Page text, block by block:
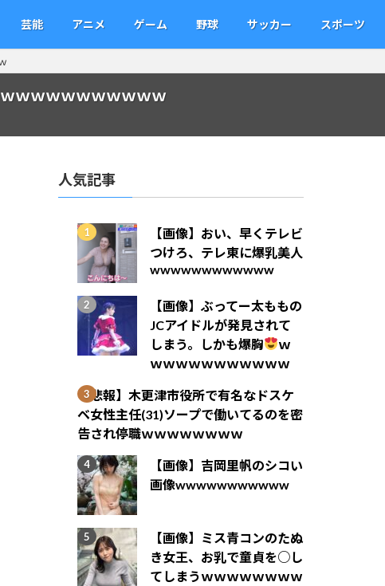
芸能 アニメ ゲーム 野球 サッカー スポーツ
ｗｗｗｗｗｗｗｗｗｗ
人気記事
【画像】おい、早くテレビ
つけろ、テレ東に爆乳美人
wwwwwwwwwwww
【画像】ぶってー太ももの
JCアイドルが発見されて
しまう。しかも爆胸
ｗ
ｗｗｗｗｗｗｗｗｗｗｗ
【悲報】木更津市役所で有名なドスケ
ベ女性主任(31)ソープで働いてるのを密
告され停職ｗｗｗｗｗｗｗｗ
【画像】吉岡里帆のシコい
画像wwwwwwwwwww
【画像】ミス青コンのたぬ
き女王、お乳で童貞を○し
てしまうｗｗｗｗｗｗｗｗ